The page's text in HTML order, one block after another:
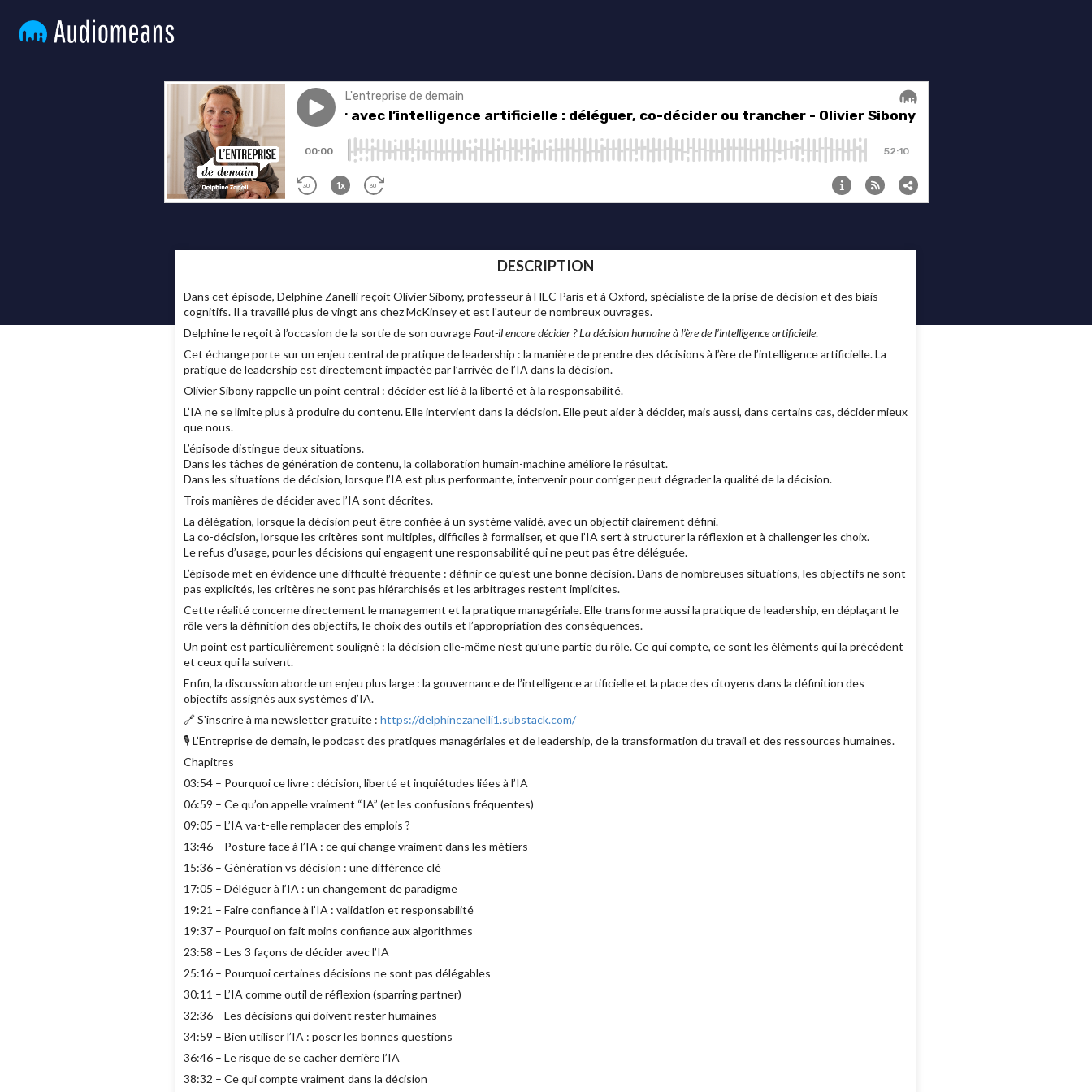
DESCRIPTION
Dans cet épisode, Delphine Zanelli reçoit Olivier Sibony, professeur à HEC Paris et à Oxford, spécialiste de la prise de décision et des biais
cognitifs. Il a travaillé plus de vingt ans chez McKinsey et est l'auteur de nombreux ouvrages.
Delphine le reçoit à l’occasion de la sortie de son ouvrageFaut-il encore décider ? La décision humaine à l’ère de l’intelligence artificielle.
Cet échange porte sur un enjeu central de pratique de leadership : la manière de prendre des décisions à l’ère de l’intelligence artificielle. La
pratique de leadership est directement impactée par l’arrivée de l’IA dans la décision.
Olivier Sibony rappelle un point central : décider est lié à la liberté et à la responsabilité.
L’IA ne se limite plus à produire du contenu. Elle intervient dans la décision. Elle peut aider à décider, mais aussi, dans certains cas, décider mieux
que nous.
L’épisode distingue deux situations.
Dans les tâches de génération de contenu, la collaboration humain-machine améliore le résultat.
Dans les situations de décision, lorsque l’IA est plus performante, intervenir pour corriger peut dégrader la qualité de la décision.
Trois manières de décider avec l’IA sont décrites.
La délégation, lorsque la décision peut être confiée à un système validé, avec un objectif clairement défini.
La co-décision, lorsque les critères sont multiples, difficiles à formaliser, et que l’IA sert à structurer la réflexion et à challenger les choix.
Le refus d’usage, pour les décisions qui engagent une responsabilité qui ne peut pas être déléguée.
L’épisode met en évidence une difficulté fréquente : définir ce qu’est une bonne décision. Dans de nombreuses situations, les objectifs ne sont
pas explicités, les critères ne sont pas hiérarchisés et les arbitrages restent implicites.
Cette réalité concerne directement le management et la pratique managériale. Elle transforme aussi la pratique de leadership, en déplaçant le
rôle vers la définition des objectifs, le choix des outils et l’appropriation des conséquences.
Un point est particulièrement souligné : la décision elle-même n’est qu’une partie du rôle. Ce qui compte, ce sont les éléments qui la précèdent
et ceux qui la suivent.
Enfin, la discussion aborde un enjeu plus large : la gouvernance de l’intelligence artificielle et la place des citoyens dans la définition des
objectifs assignés aux systèmes d’IA.
🔗 S'inscrire à ma newsletter gratuite : https://delphinezanelli1.substack.com/
🎙️ L’Entreprise de demain, le podcast des pratiques managériales et de leadership, de la transformation du travail et des ressources humaines.
Chapitres
03:54 – Pourquoi ce livre : décision, liberté et inquiétudes liées à l’IA
06:59 – Ce qu’on appelle vraiment “IA” (et les confusions fréquentes)
09:05 – L’IA va-t-elle remplacer des emplois ?
13:46 – Posture face à l’IA : ce qui change vraiment dans les métiers
15:36 – Génération vs décision : une différence clé
17:05 – Déléguer à l’IA : un changement de paradigme
19:21 – Faire confiance à l’IA : validation et responsabilité
19:37 – Pourquoi on fait moins confiance aux algorithmes
23:58 – Les 3 façons de décider avec l’IA
25:16 – Pourquoi certaines décisions ne sont pas délégables
30:11 – L’IA comme outil de réflexion (sparring partner)
32:36 – Les décisions qui doivent rester humaines
34:59 – Bien utiliser l’IA : poser les bonnes questions
36:46 – Le risque de se cacher derrière l’IA
38:32 – Ce qui compte vraiment dans la décision